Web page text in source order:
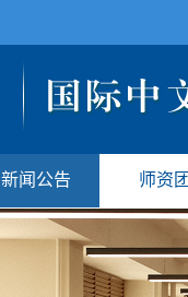
新闻公告 师资